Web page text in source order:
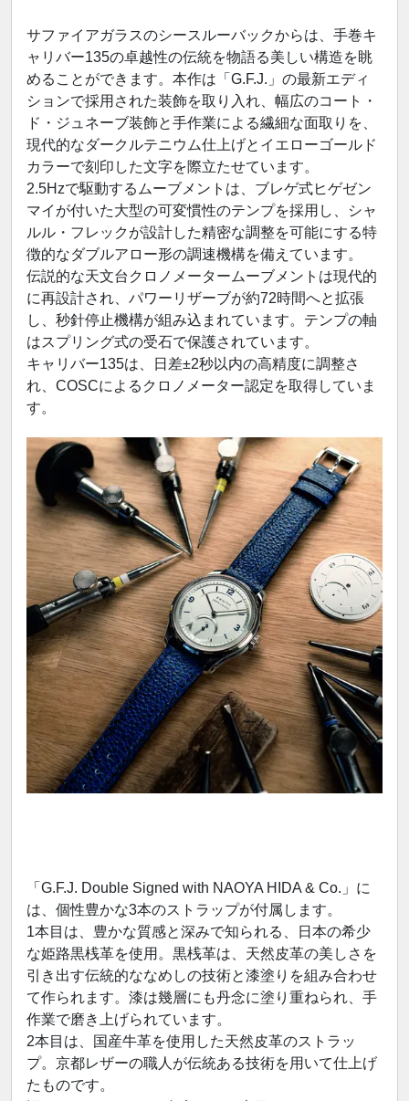
サファイアガラスのシースルーバックからは、手巻キ
ャリバー135の卓越性の伝統を物語る美しい構造を眺
めることができます。本作は「G.F.J.」の最新エディ
ションで採用された装飾を取り入れ、幅広のコート・
ド・ジュネーブ装飾と手作業による繊細な面取りを、
現代的なダークルテニウム仕上げとイエローゴールド
カラーで刻印した文字を際立たせています。
2.5Hzで駆動するムーブメントは、ブレゲ式ヒゲゼン
マイが付いた大型の可変慣性のテンプを採用し、シャ
ルル・フレックが設計した精密な調整を可能にする特
徴的なダブルアロー形の調速機構を備えています。
伝説的な天文台クロノメータームーブメントは現代的
に再設計され、パワーリザーブが約72時間へと拡張
し、秒針停止機構が組み込まれています。テンプの軸
はスプリング式の受石で保護されています。
キャリバー135は、日差±2秒以内の高精度に調整さ
れ、COSCによるクロノメーター認定を取得していま
す。
「G.F.J. Double Signed with NAOYA HIDA & Co.」に
は、個性豊かな3本のストラップが付属します。
1本目は、豊かな質感と深みで知られる、日本の希少
な姫路黒桟革を使用。黒桟革は、天然皮革の美しさを
引き出す伝統的ななめしの技術と漆塗りを組み合わせ
て作られます。漆は幾層にも丹念に塗り重ねられ、手
作業で磨き上げられています。
2本目は、国産牛革を使用した天然皮革のストラッ
プ。京都レザーの職人が伝統ある技術を用いて仕上げ
たものです。